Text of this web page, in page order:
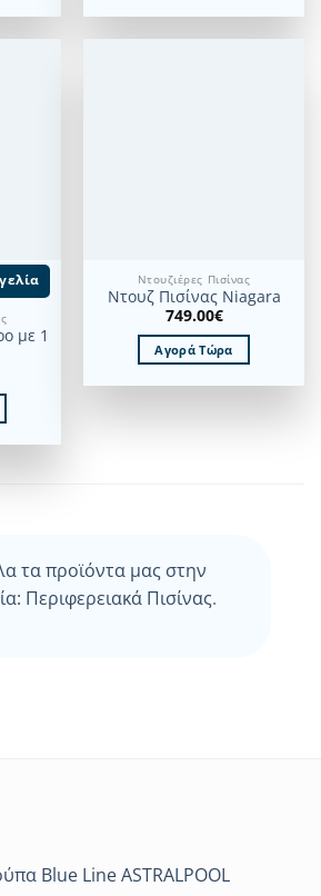
με 1
Ντουζιέρες Πισίνας
Ντουζ Πισίνας Niagara
749.00€
Αγορά Τώρα
τα προϊόντα μας στην
Περιφερειακά Πισίνας.
Blue Line ASTRALPOOL